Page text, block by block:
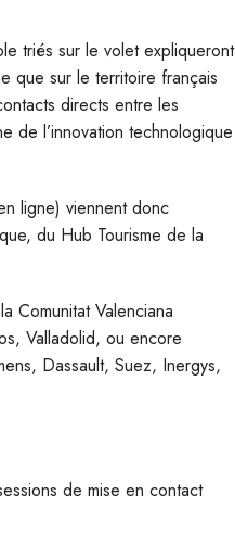
triés sur le volet expliqueront
que sur le territoire français
directs entre les
de l’innovation technologique
ligne) viennent donc
du Hub Tourisme de la
Comunitat Valenciana
Valladolid, ou encore
Dassault, Suez, Inergys,
de mise en contact